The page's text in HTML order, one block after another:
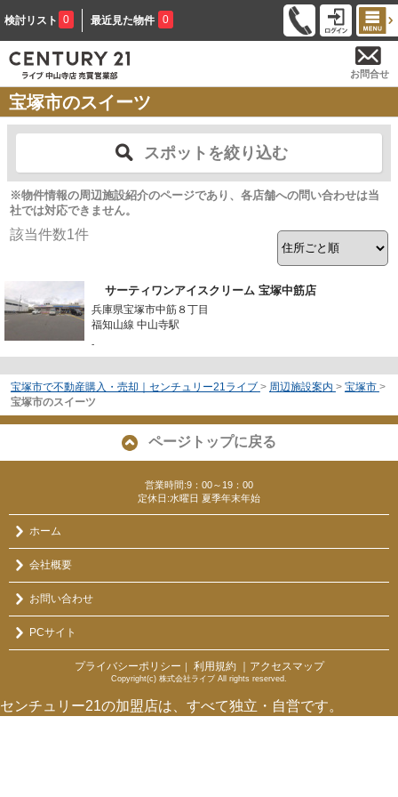
検討リスト 0 最近見た物件 0
お問合せ
宝塚市のスイーツ
スポットを絞り込む
※物件情報の周辺施設紹介のページであり、各店舗への問い合わせは当
社では対応できません。
該当件数1件
サーティワンアイスクリーム 宝塚中筋店
兵庫県宝塚市中筋８丁目
福知山線 中山寺駅
-
宝塚市で不動産購入・売却｜センチュリー21ライブ > 周辺施設案内 > 宝塚市 >
宝塚市のスイーツ
ページトップに戻る
営業時間:9：00～19：00
定休日:水曜日 夏季年末年始
ホーム
会社概要
お問い合わせ
PCサイト
プライバシーポリシー ｜ 利用規約 ｜アクセスマップ
Copyright(c) 株式会社ライブ All rights reserved.
センチュリー21の加盟店は、すべて独立・自営です。